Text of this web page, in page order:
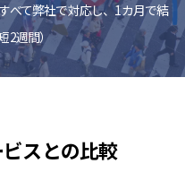
べて弊社で対応し、1カ月で結
2週間）
スとの比較